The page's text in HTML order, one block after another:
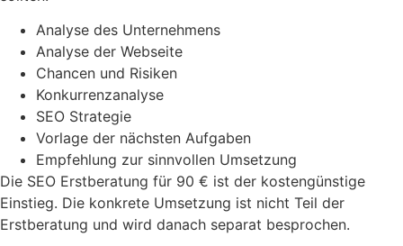
Analyse des Unternehmens
Analyse der Webseite
Chancen und Risiken
Konkurrenzanalyse
SEO Strategie
Vorlage der nächsten Aufgaben
Empfehlung zur sinnvollen Umsetzung
Die SEO Erstberatung für 90 € ist der kostengünstige
Einstieg. Die konkrete Umsetzung ist nicht Teil der
Erstberatung und wird danach separat besprochen.